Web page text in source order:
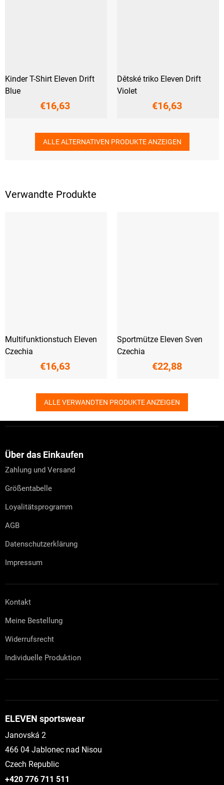
Verwandte Produkte
Multifunktionstuch Eleven
Czechia
€16,63
Sportmütze Eleven Sven
Czechia
€22,88
ALLE VERWANDTEN PRODUKTE ANZEIGEN
Kinder T-Shirt Eleven Drift
Blue
€16,63
Dětské triko Eleven Drift
Violet
€16,63
ALLE ALTERNATIVEN PRODUKTE ANZEIGEN
Über das Einkaufen
Zahlung und Versand
Größentabelle
Loyalitätsprogramm
AGB
Datenschutzerklärung
Impressum
Kontakt
Meine Bestellung
Widerrufsrecht
Individuelle Produktion
ELEVEN sportswear
Janovská 2
466 04 Jablonec nad Nisou
Czech Republic
+420 776 711 511